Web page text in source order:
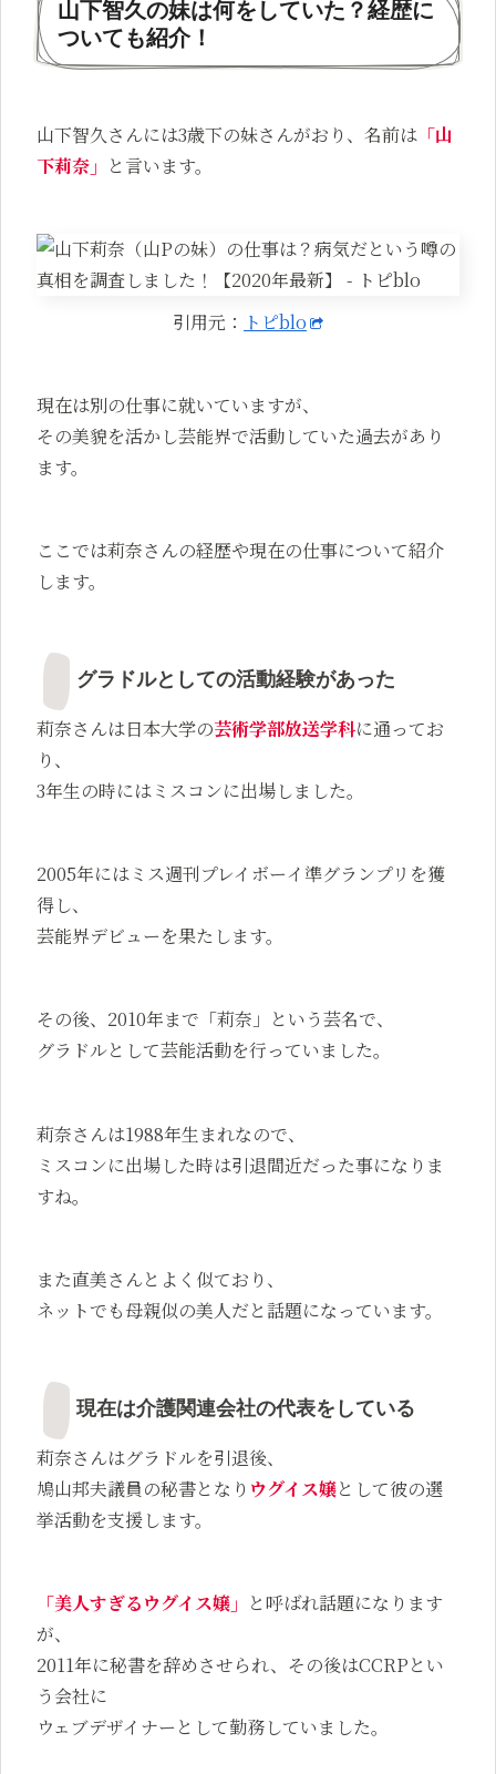
山下智久の妹は何をしていた？経歴に
ついても紹介！
山下智久さんには3歳下の妹さんがおり、名前は 「山
下莉奈」 と言います。
引用元： トピblo
現在は別の仕事に就いていますが、
その美貌を活かし芸能界で活動していた過去があり
ます。
ここでは莉奈さんの経歴や現在の仕事について紹介
します。
グラドルとしての活動経験があった
莉奈さんは日本大学の芸術学部放送学科に通ってお
り、
3年生の時にはミスコンに出場しました。
2005年にはミス週刊プレイボーイ準グランプリを獲
得し、
芸能界デビューを果たします。
その後、2010年まで「莉奈」という芸名で、
グラドルとして芸能活動を行っていました。
莉奈さんは1988年生まれなので、
ミスコンに出場した時は引退間近だった事になりま
すね。
また直美さんとよく似ており、
ネットでも母親似の美人だと話題になっています。
現在は介護関連会社の代表をしている
莉奈さんはグラドルを引退後、
鳩山邦夫議員の秘書となり ウグイス嬢として彼の選
挙活動を支援します。
「美人すぎるウグイス嬢」 と呼ばれ話題になります
が、
2011年に秘書を辞めさせられ、その後はCCRPとい
う会社に
ウェブデザイナーとして勤務していました。